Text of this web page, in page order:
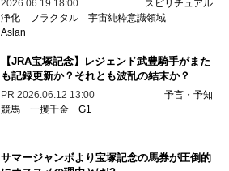
2026.06.19 18:00
スピリチュアル
浄化
フラクタル 宇宙純粋意識領域
Aslan
【JRA宝塚記念】レジェンド武豊騎手がまた
も記録更新か？それとも波乱の結末か？
PR 2026.06.12 13:00
予言・予知
競馬 一攫千金 G1
サマージャンボより宝塚記念の馬券が圧倒的